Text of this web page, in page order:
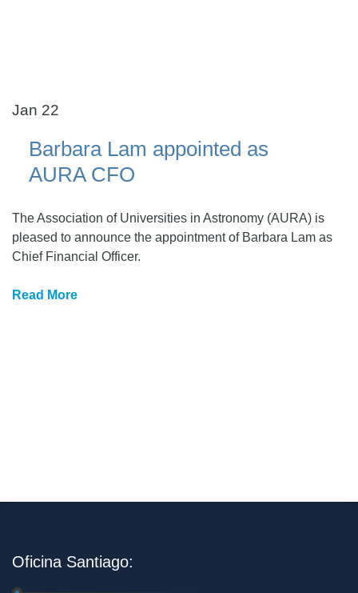
Jan 22
Barbara Lam appointed as
AURA CFO
The Association of Universities in Astronomy (AURA) is
pleased to announce the appointment of Barbara Lam as
Chief Financial Officer.
Read More
Oficina Santiago: